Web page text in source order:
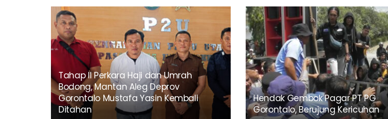
Tahap II Perkara Haji dan Umrah
Bodong, Mantan Aleg Deprov
Gorontalo Mustafa Yasin Kembali
Ditahan
Hendak Gembok Pagar PT PG
Gorontalo, Berujung Kericuhan